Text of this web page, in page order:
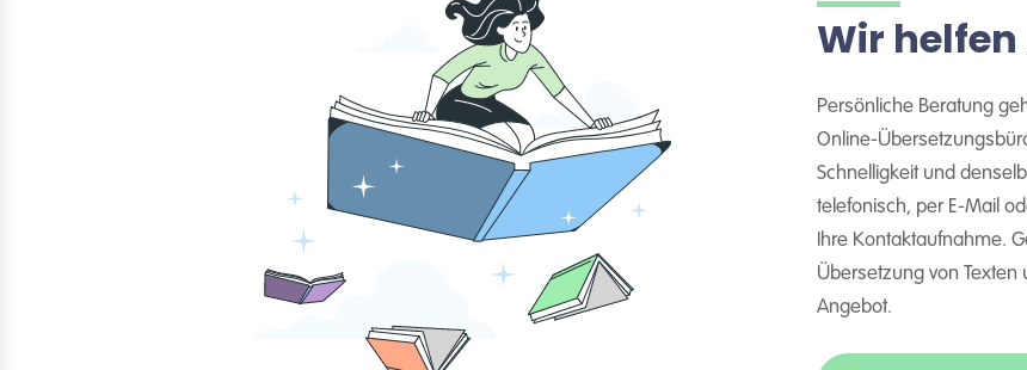
Wir helfen
Persönliche Beratung
Online-
Schnelligkeit und
telefonisch, per E-Mail
Ihre Kontaktaufnahme.
Übersetzung von
Angebot.